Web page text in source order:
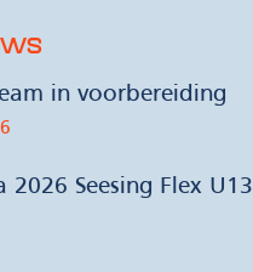
in voorbereiding
2026 Seesing Flex U13